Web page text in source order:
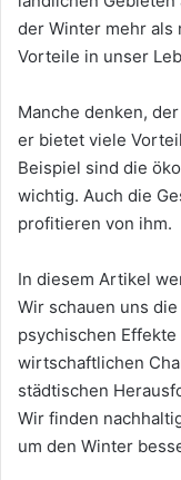
der Winter mehr als
Vorteile in unser
Manche denken,
er bietet viele
Beispiel sind die
wichtig. Auch die
profitieren von ihm.
In diesem Artikel
Wir schauen uns
psychischen
wirtschaftlichen
städtischen
Wir finden
um den Winter